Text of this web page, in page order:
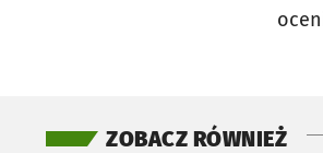
ZOBACZ RÓWNIEŻ